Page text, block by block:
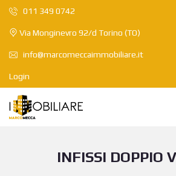
011 349 0742
Via Monginevro 92/d Torino (TO)
info@marcomeccaimmobiliare.it
Login
INFISSI DOPPIO